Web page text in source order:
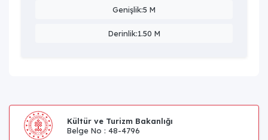
Genişlik:5 M
Derinlik:1.50 M
Kültür ve Turizm Bakanlığı
Belge No : 48-4796